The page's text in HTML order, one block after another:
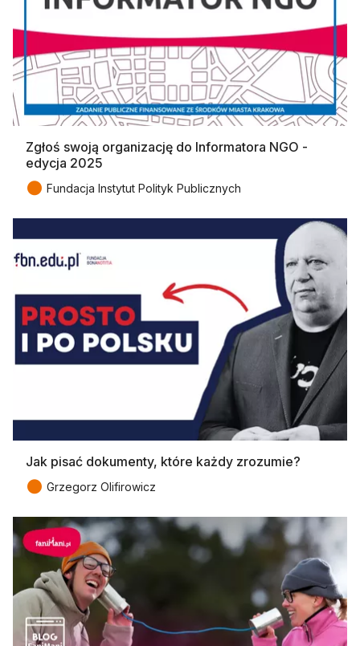
Zgłoś swoją organizację do Informatora NGO -
edycja 2025
● Fundacja Instytut Polityk Publicznych
Jak pisać dokumenty, które każdy zrozumie?
● Grzegorz Olifirowicz